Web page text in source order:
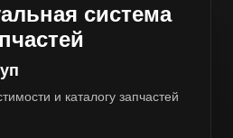
система
и каталогу запчастей